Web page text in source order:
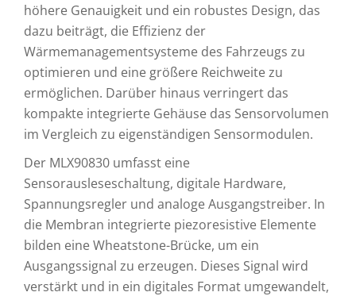
höhere Genauigkeit und ein robustes Design, das
dazu beiträgt, die Effizienz der
Wärmemanagementsysteme des Fahrzeugs zu
optimieren und eine größere Reichweite zu
ermöglichen. Darüber hinaus verringert das
kompakte integrierte Gehäuse das Sensorvolumen
im Vergleich zu eigenständigen Sensormodulen.
Der MLX90830 umfasst eine
Sensorausleseschaltung, digitale Hardware,
Spannungsregler und analoge Ausgangstreiber. In
die Membran integrierte piezoresistive Elemente
bilden eine Wheatstone-Brücke, um ein
Ausgangssignal zu erzeugen. Dieses Signal wird
verstärkt und in ein digitales Format umgewandelt,